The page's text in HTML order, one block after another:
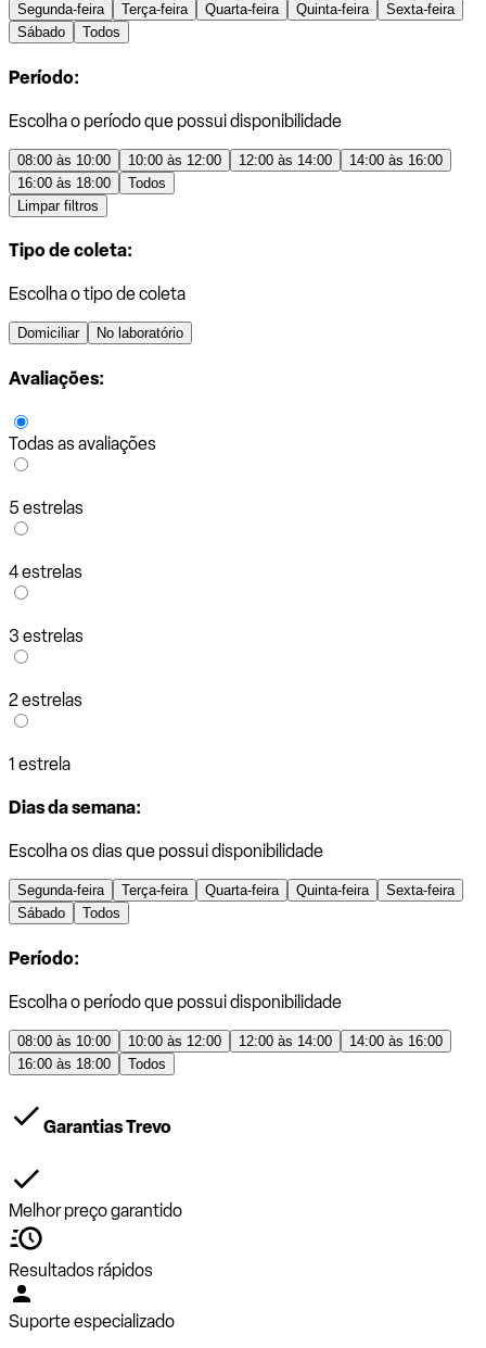
Segunda-feira Terça-feira Quarta-feira Quinta-feira
Sexta-feira
Sábado
Todos
Período:
Escolha o período que possui disponibilidade
08:00 às 10:00 10:00 às 12:00 12:00 às 14:00
14:00 às 16:00
16:00 às 18:00
Todos
Limpar filtros
Tipo de coleta:
Escolha o tipo de coleta
Domiciliar No laboratório
Avaliações:
Todas as avaliações
5 estrelas
4 estrelas
3 estrelas
2 estrelas
1 estrela
Dias da semana:
Escolha os dias que possui disponibilidade
Segunda-feira Terça-feira Quarta-feira Quinta-feira
Sexta-feira
Sábado
Todos
Período:
Escolha o período que possui disponibilidade
08:00 às 10:00 10:00 às 12:00 12:00 às 14:00
14:00 às 16:00
16:00 às 18:00
Todos
Garantias Trevo
Melhor preço garantido
Resultados rápidos
Suporte especializado